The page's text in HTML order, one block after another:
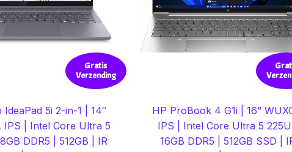
Gratis
Verzending
IdeaPad 5i 2-in-1 | 14″
IPS | Intel Core Ultra 5
DDR5 | 512GB | IR
HP ProBook 4 G1i | 16”
IPS | Intel Core Ultra 5
16GB DDR5 | 512GB SSD |